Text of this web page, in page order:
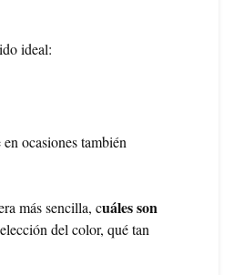
ideal:
ocasiones también
más sencilla, cuáles son
del color, qué tan